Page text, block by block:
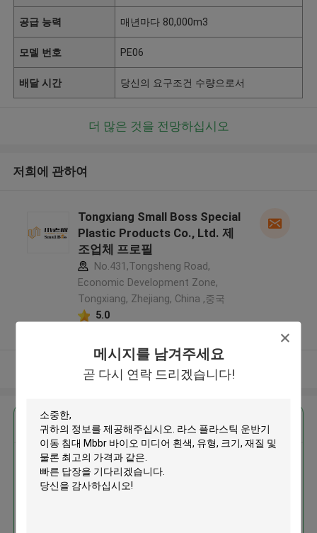
메시지를 남겨주세요
곧 다시 연락 드리겠습니다!
공급 능력 매년마다 80,000m3
모델 번호 PE06
배달 시간 당신의 요구조건 수량으로서
더 많은 것을 전망하십시오
저희에 관하여
Tongxiang Small Boss Special
Plastic Products Co., Ltd. 제
조업체 프로필
No.431,Tongsheng Road,
Economic Development Zone,
Tongxiang, Zhejiang, China ,중국
5.0
더 많은 것을 전망하십시오
가장 저렴 한 가격 으로
라스 플라스틱 운반기 이동 침대
Mbbr 바이오 미디어 흰색